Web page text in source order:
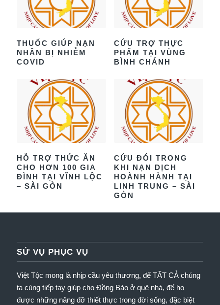
THUỐC GIÚP NẠN
NHÂN BỊ NHIỄM
COVID
CỨU TRỢ THỰC
PHẨM TẠI VÙNG
BÌNH CHÁNH
HỖ TRỢ THỨC ĂN
CHO HƠN 100 GIA
ĐÌNH TẠI VĨNH LỘC
– SÀI GÒN
CỨU ĐÓI TRONG
KHI NẠN DỊCH
HOÀNH HÀNH TẠI
LINH TRUNG – SÀI
GÒN
SỨ VỤ PHỤC VỤ
Việt Tộc mong là nhịp cầu yêu thương, để TẤT CẢ chúng
ta cùng tiếp tay giúp cho Đồng Bào ở quê nhà, để họ
được những nâng đỡ thiết thực trong đời sống, đặc biệt